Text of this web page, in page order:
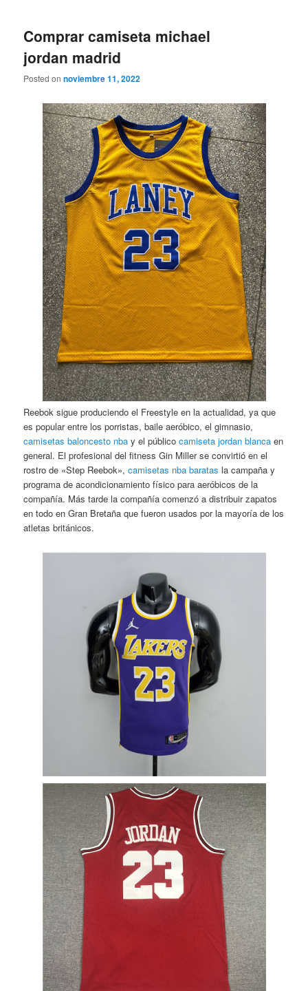
Comprar camiseta michael
jordan madrid
Posted onnoviembre 11, 2022
Reebok sigue produciendo el Freestyle en la actualidad, ya que
es popular entre los porristas, baile aeróbico, el gimnasio,
camisetas baloncesto nba y el públicocamiseta jordan blanca en
general. El profesional del fitness Gin Miller se convirtió en el
rostro de «Step Reebok»,camisetas nba baratas la campaña y
programa de acondicionamiento físico para aeróbicos de la
compañía. Más tarde la compañía comenzó a distribuir zapatos
en todo en Gran Bretaña que fueron usados por la mayoría de los
atletas británicos.